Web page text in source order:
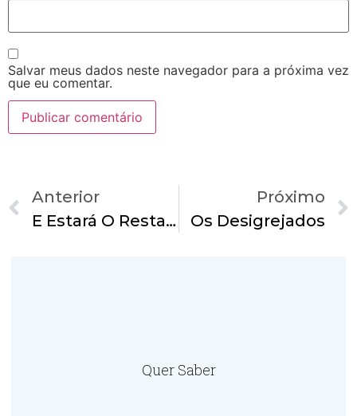
Salvar meus dados neste navegador para a próxima vez
que eu comentar.
Anterior
E Estará O Restante De Jacó
Próximo
Os Desigrejados
Quer Saber